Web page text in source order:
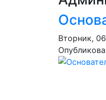
Вторник,